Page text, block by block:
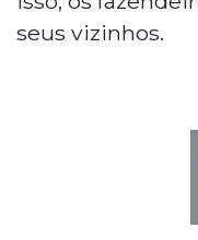
seus vizinhos.